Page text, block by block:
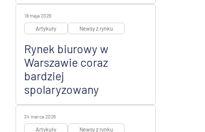
18 maja 2026
Artykuły Newsy z rynku
Rynek biurowy w
Warszawie coraz
bardziej
spolaryzowany
24 marca 2026
Artykuły Newsy z rynku